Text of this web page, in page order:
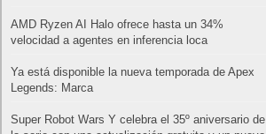
AMD Ryzen AI Halo ofrece hasta un 34%
velocidad a agentes en inferencia loca
Ya está disponible la nueva temporada de Apex
Legends: Marca
Super Robot Wars Y celebra el 35º aniversario de